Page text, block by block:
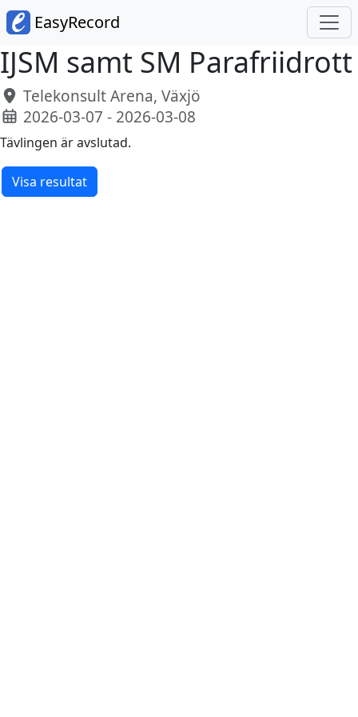
EasyRecord
IJSM samt SM Parafriidrott
Telekonsult Arena, Växjö
2026-03-07 - 2026-03-08
Tävlingen är avslutad.
Visa resultat